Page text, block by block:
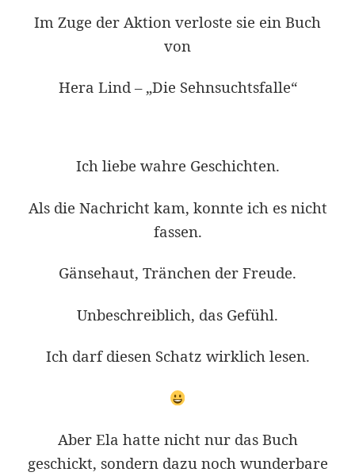
Im Zuge der Aktion verloste sie ein Buch
von
Hera Lind – „Die Sehnsuchtsfalle“
Ich liebe wahre Geschichten.
Als die Nachricht kam, konnte ich es nicht
fassen.
Gänsehaut, Tränchen der Freude.
Unbeschreiblich, das Gefühl.
Ich darf diesen Schatz wirklich lesen.
Aber Ela hatte nicht nur das Buch
geschickt, sondern dazu noch wunderbare